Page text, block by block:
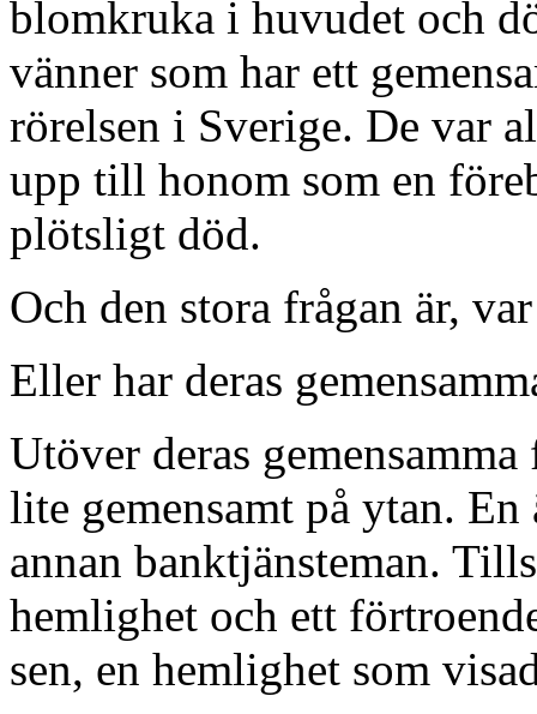
blomkruka i huvudet och
vänner som har ett
rörelsen i Sverige. De var
upp till honom som en
plötsligt död.
Och den stora frågan är,
Eller har deras
Utöver deras
lite gemensamt på ytan.
annan banktjänsteman.
hemlighet och ett
sen, en hemlighet som